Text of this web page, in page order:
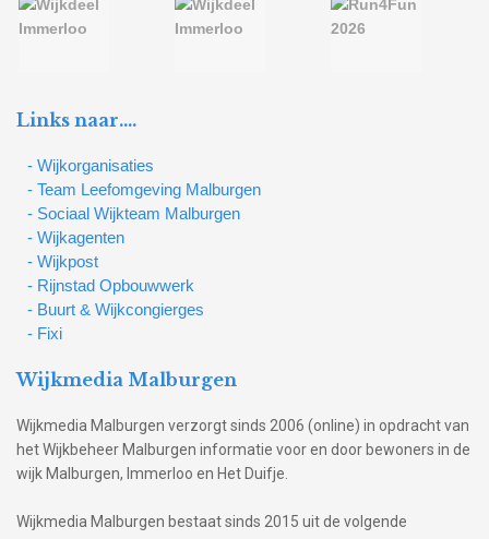
Links naar….
- Wijkorganisaties
- Team Leefomgeving Malburgen
- Sociaal Wijkteam Malburgen
- Wijkagenten
- Wijkpost
- Rijnstad Opbouwwerk
- Buurt & Wijkcongierges
- Fixi
Wijkmedia Malburgen
Wijkmedia Malburgen verzorgt sinds 2006 (online) in opdracht van
het Wijkbeheer Malburgen informatie voor en door bewoners in de
wijk Malburgen, Immerloo en Het Duifje.
Wijkmedia Malburgen bestaat sinds 2015 uit de volgende